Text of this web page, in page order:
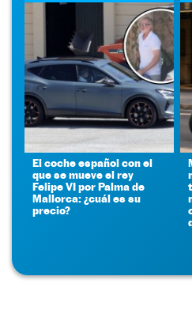
El coche español con el
que se mueve el rey
Felipe VI por Palma de
Mallorca: ¿cuál es su
precio?